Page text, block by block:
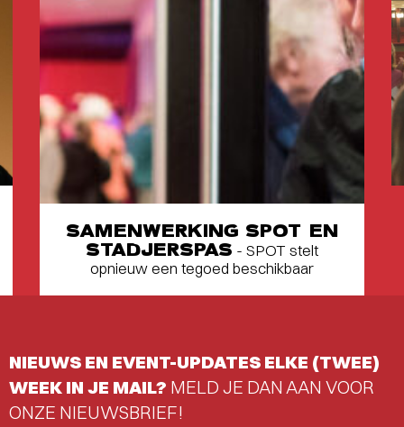
SAMENWERKING SPOT EN
STADJERSPAS - SPOT stelt
opnieuw een tegoed beschikbaar
NIEUWS EN EVENT-UPDATES ELKE (TWEE)
WEEK IN JE MAIL? MELD JE DAN AAN VOOR
ONZE NIEUWSBRIEF!